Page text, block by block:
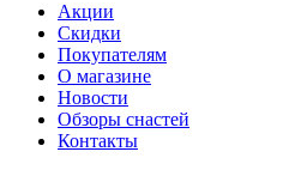
Акции
Скидки
Покупателям
О магазине
Новости
Обзоры снастей
Контакты